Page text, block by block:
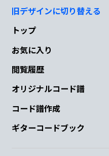
旧デザインに切り替える
トップ
お気に入り
閲覧履歴
オリジナルコード譜
コード譜作成
ギターコードブック